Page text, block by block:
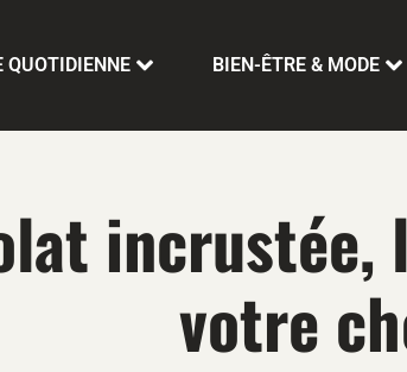
QUOTIDIENNE BIEN-ÊTRE & MODE
votre